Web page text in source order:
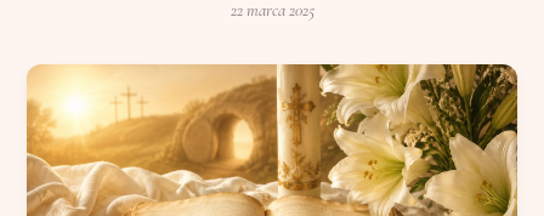
22 marca 2025